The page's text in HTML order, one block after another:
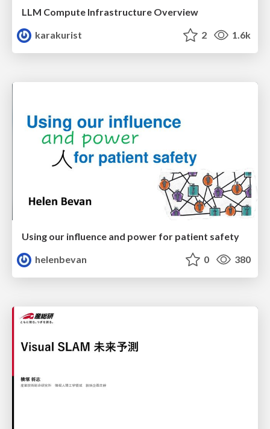
LLM Compute Infrastructure Overview
karakurist
2 1.6k
Using our influence and power for patient safety
helenbevan
0 380